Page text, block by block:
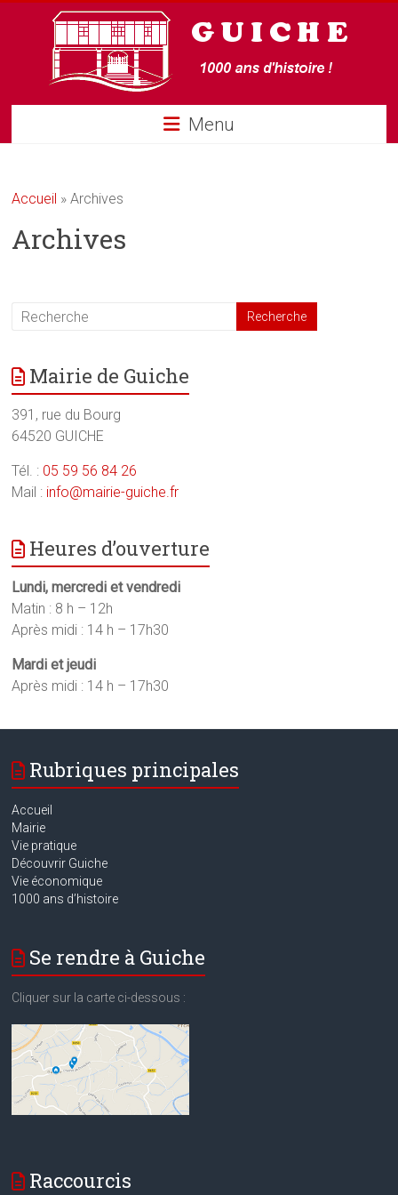
Menu
Accueil »Archives
Archives
Mairie de Guiche
391, rue du Bourg
64520 GUICHE
Tél. : 05 59 56 84 26
Mail : info@mairie-guiche.fr
Heures d’ouverture
Lundi, mercredi et vendredi
Matin : 8 h – 12h
Après midi : 14 h – 17h30
Mardi et jeudi
Après midi : 14 h – 17h30
Rubriques principales
Accueil
Mairie
Vie pratique
Découvrir Guiche
Vie économique
1000 ans d’histoire
Se rendre à Guiche
Cliquer sur la carte ci-dessous :
Raccourcis